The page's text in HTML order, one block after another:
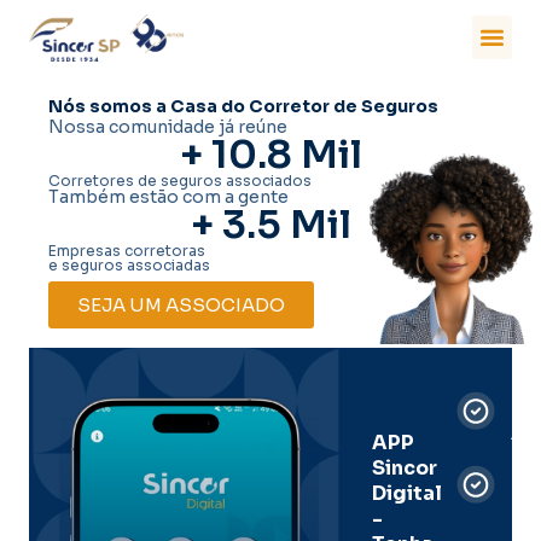
Nós somos a Casa do Corretor de Seguros
Nossa comunidade já reúne
+ 10.8 Mil
Corretores de seguros associados
Também estão com a gente
+ 3.5 Mil
Empresas corretoras
e seguros associadas
SEJA UM ASSOCIADO
APP
Sincor
Digital
-